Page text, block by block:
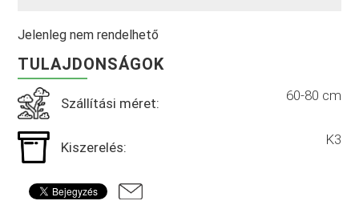
Jelenleg nem rendelhető
TULAJDONSÁGOK
Szállítási méret: 60-80 cm
Kiszerelés: K3